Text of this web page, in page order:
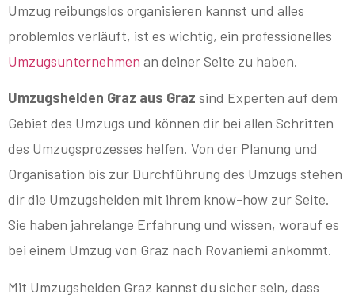
Umzug reibungslos organisieren kannst und alles
problemlos verläuft, ist es wichtig, ein professionelles
Umzugsunternehmen an deiner Seite zu haben.
Umzugshelden Graz aus Graz sind Experten auf dem
Gebiet des Umzugs und können dir bei allen Schritten
des Umzugsprozesses helfen. Von der Planung und
Organisation bis zur Durchführung des Umzugs stehen
dir die Umzugshelden mit ihrem know-how zur Seite.
Sie haben jahrelange Erfahrung und wissen, worauf es
bei einem Umzug von Graz nach Rovaniemi ankommt.
Mit Umzugshelden Graz kannst du sicher sein, dass